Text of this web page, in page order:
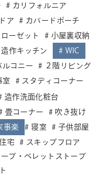
カリフォルニア
ア
カバードポーチ
ーゼット
小屋裏収納
造作キッチン
WIC
ルコニー
２階リビング
室 スタディコーナー
造作洗面化粧台
畳コーナー
吹き抜け
事楽 寝室
子供部屋
宅
スキップフロア
ブ・ペレットストーブ